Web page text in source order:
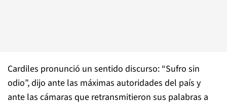
Cardiles pronunció un sentido discurso: “Sufro sin
odio”, dijo ante las máximas autoridades del país y
ante las cámaras que retransmitieron sus palabras a